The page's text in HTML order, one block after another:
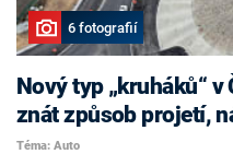
6 fotografií
Nový typ „kruháků“
znát způsob projetí,
Téma: Auto